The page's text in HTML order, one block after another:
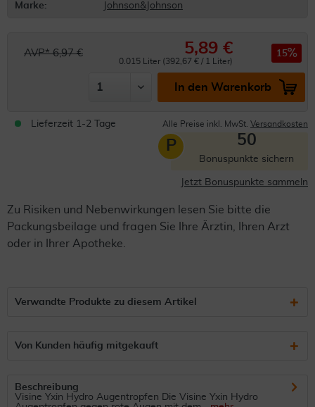
Marke:
Johnson&Johnson
AVP* 6,97 € 5,89 €
0.015 Liter (392,67 € / 1 Liter)
15
In den Warenkorb
Lieferzeit 1-2 Tage Alle Preise inkl. MwSt. Versandkosten
P 50
Bonuspunkte sichern
Jetzt Bonuspunkte sammeln
Zu Risiken und Nebenwirkungen lesen Sie bitte die
Packungsbeilage und fragen Sie Ihre Ärztin, Ihren Arzt
oder in Ihrer Apotheke.
Verwandte Produkte zu diesem Artikel
Von Kunden häufig mitgekauft
Beschreibung
Visine Yxin Hydro Augentropfen Die Visine Yxin Hydro